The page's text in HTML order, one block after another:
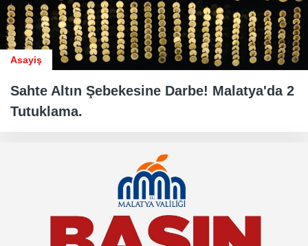
Asayiş
Sahte Altın Şebekesine Darbe! Malatya'da 2
Tutuklama.